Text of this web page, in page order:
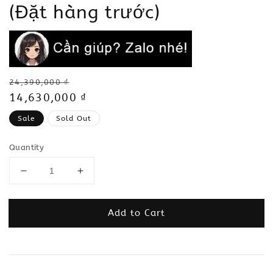
(Đặt hàng trước)
Regular
price
24,390,000 ₫
Sale
price
14,630,000 ₫
Sale Sold Out
Quantity
Add to Cart